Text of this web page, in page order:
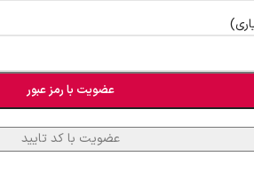
عضویت با رمز عبور